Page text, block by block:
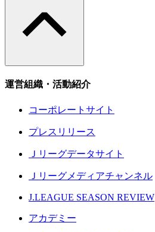
運営組織・活動紹介
コーポレートサイト
プレスリリース
Ｊリーグデータサイト
Ｊリーグメディアチャンネル
J.LEAGUE SEASON REVIEW
アカデミー